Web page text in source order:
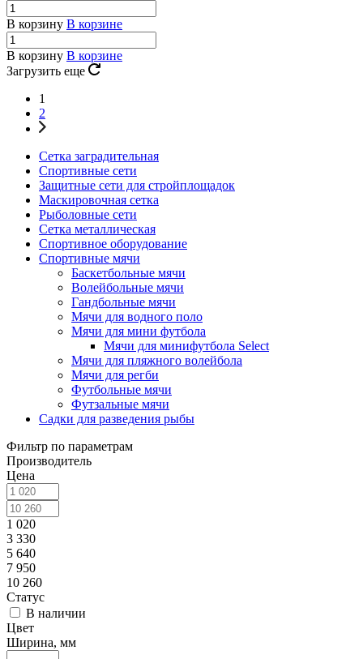
В корзину В корзине
В корзину В корзине
Загрузить еще
1
2
Сетка заградительная
Спортивные сети
Защитные сети для стройплощадок
Маскировочная сетка
Рыболовные сети
Сетка металлическая
Спортивное оборудование
Спортивные мячи
Баскетбольные мячи
Волейбольные мячи
Гандбольные мячи
Мячи для водного поло
Мячи для мини футбола
Мячи для минифутбола Select
Мячи для пляжного волейбола
Мячи для регби
Футбольные мячи
Футзальные мячи
Садки для разведения рыбы
Фильтр по параметрам
Производитель
Цена
1 020
3 330
5 640
7 950
10 260
Статус
В наличии
Цвет
Ширина, мм